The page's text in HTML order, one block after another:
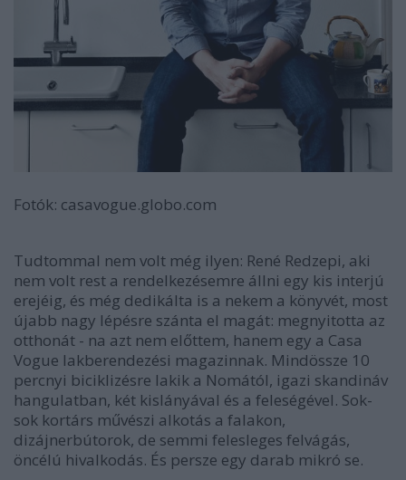
Fotók: casavogue.globo.com
Tudtommal nem volt még ilyen: René Redzepi, aki
nem volt rest a rendelkezésemre állni egy kis interjú
erejéig, és még dedikálta is a nekem a könyvét, most
újabb nagy lépésre szánta el magát: megnyitotta az
otthonát - na azt nem előttem, hanem egy a Casa
Vogue lakberendezési magazinnak. Mindössze 10
percnyi biciklizésre lakik a Nomától, igazi skandináv
hangulatban, két kislányával és a feleségével. Sok-
sok kortárs művészi alkotás a falakon,
dizájnerbútorok, de semmi felesleges felvágás,
öncélú hivalkodás. És persze egy darab mikró se.